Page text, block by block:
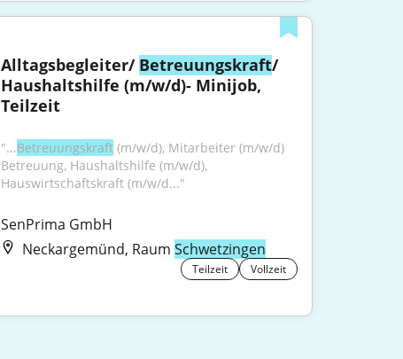
Alltagsbegleiter/ Betreuungskraft/
Haushaltshilfe (m/w/d)- Minijob,
Teilzeit
"...Betreuungskraft (m/w/d), Mitarbeiter (m/w/d)
Betreuung, Haushaltshilfe (m/w/d),
Hauswirtschaftskraft (m/w/d..."
SenPrima GmbH
Neckargemünd, Raum Schwetzingen
Teilzeit Vollzeit